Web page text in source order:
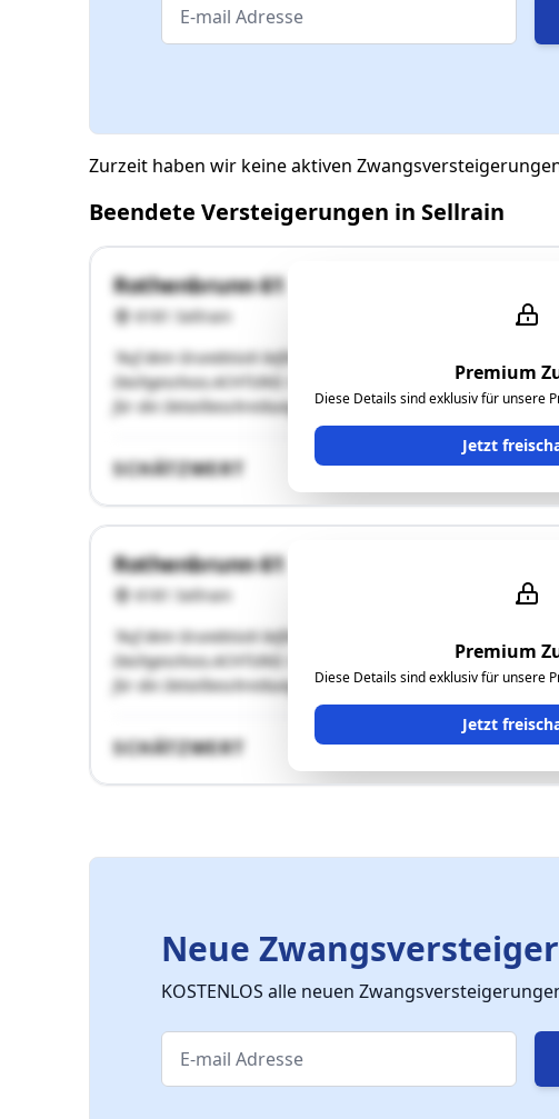
Zurzeit haben wir keine aktiven
Beendete Versteigerungen in Sellrain
Premium
Diese Details sind exklusiv für unsere
Jetzt
Rothenbrunn 61
6181 Sellrain
"Auf dem Grundstück befindet sich ein Wohnhaus. Das
Dachgeschoss.ACHTUNG: Keine Zufahrtsmöglichkeit über
für die Detailbeschreibung der Liegenschaft."
SCHÄTZWERT
Premium
Diese Details sind exklusiv für unsere
Jetzt
Rothenbrunn 61
6181 Sellrain
"Auf dem Grundstück befindet sich ein Wohnhaus. Das
Dachgeschoss.ACHTUNG: Keine Zufahrtsmöglichkeit über
für die Detailbeschreibung der Liegenschaft."
SCHÄTZWERT
Neue
KOSTENLOS alle neuen